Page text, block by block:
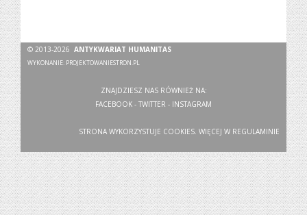
© 2013-2026ANTYKWARIAT HUMANITAS
WYKONANIE: PROJEKTOWANIESTRON.PL
ZNAJDZIESZ NAS RÓWNIEŻ NA:
FACEBOOK - TWITTER - INSTAGRAM
STRONA WYKORZYSTUJE COOKIES. WIĘCEJ W REGULAMINIE